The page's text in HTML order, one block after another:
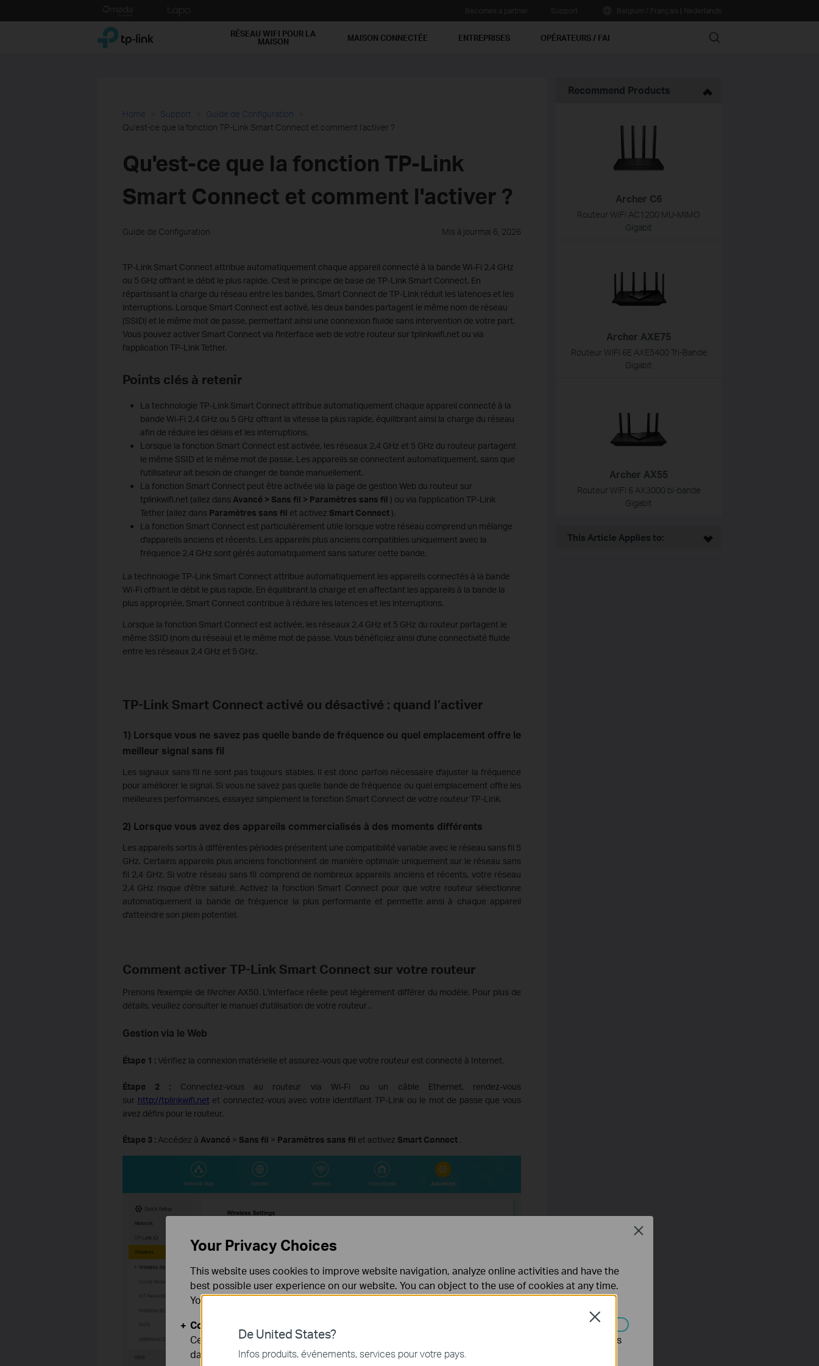
to
|
TP-Link, Reliably Smart RÉSEAU WIFI POUR LA
MAISON MAISON CONNECTÉE ENTREPRISES OPÉRATEURS / FAI Search
Home Support
Guide de Configuration
Qu'est-ce que la fonction TP-Link Smart Connect et comment l'activer ?
Qu'est-ce que la fonction TP-Link
Smart Connect et comment l'activer ?
Guide de Configuration Mis à jourmai 6, 2026
TP-Link Smart Connect attribue automatiquement chaque appareil connecté à la bande Wi-Fi 2,4 GHz
ou 5 GHz offrant le débit le plus rapide. C'est le principe de base de TP-Link Smart Connect. En
répartissant la charge du réseau entre les bandes, Smart Connect de TP-Link réduit les latences et les
interruptions. Lorsque Smart Connect est activé, les deux bandes partagent le même nom de réseau
(SSID) et le même mot de passe, permettant ainsi une connexion fluide sans intervention de votre part.
Vous pouvez activer Smart Connect via l'interface web de votre routeur sur tplinkwifi.net ou via
l'application TP-Link Tether.
Points clés à retenir
La technologie TP-Link Smart Connect attribue automatiquement chaque appareil connecté à la
bande Wi-Fi 2,4 GHz ou 5 GHz offrant la vitesse la plus rapide, équilibrant ainsi la charge du réseau
afin de réduire les délais et les interruptions.
Lorsque la fonction Smart Connect est activée, les réseaux 2,4 GHz et 5 GHz du routeur partagent
le même SSID et le même mot de passe. Les appareils se connectent automatiquement, sans que
l'utilisateur ait besoin de changer de bande manuellement.
La fonction Smart Connect peut être activée via la page de gestion Web du routeur sur
tplinkwifi.net (allez dans Avancé > Sans fil > Paramètres sans fil ) ou via l'application TP-Link
Tether (allez dans Paramètres sans fil et activez Smart Connect).
La fonction Smart Connect est particulièrement utile lorsque votre réseau comprend un mélange
d'appareils anciens et récents. Les appareils plus anciens compatibles uniquement avec la
fréquence 2,4 GHz sont gérés automatiquement sans saturer cette bande.
La technologie TP-Link Smart Connect attribue automatiquement les appareils connectés à la bande
Wi-Fi offrant le débit le plus rapide. En équilibrant la charge et en affectant les appareils à la bande la
plus appropriée, Smart Connect contribue à réduire les latences et les interruptions.
Lorsque la fonction Smart Connect est activée, les réseaux 2,4 GHz et 5 GHz du routeur partagent le
même SSID (nom du réseau) et le même mot de passe. Vous bénéficiez ainsi d'une connectivité fluide
entre les réseaux 2,4 GHz et 5 GHz.
TP-Link Smart Connect activé ou désactivé : quand l’activer
1) Lorsque vous ne savez pas quelle bande de fréquence ou quel emplacement offre le
meilleur signal sans fil
Les signaux sans fil ne sont pas toujours stables. Il est donc parfois nécessaire d'ajuster la fréquence
pour améliorer le signal. Si vous ne savez pas quelle bande de fréquence ou quel emplacement offre les
meilleures performances, essayez simplement la fonction Smart Connect de votre routeur TP-Link.
2) Lorsque vous avez des appareils commercialisés à des moments différents
Les appareils sortis à différentes périodes présentent une compatibilité variable avec le réseau sans fil 5
GHz. Certains appareils plus anciens fonctionnent de manière optimale uniquement sur le réseau sans
fil 2,4 GHz. Si votre réseau sans fil comprend de nombreux appareils anciens et récents, votre réseau
2,4 GHz risque d'être saturé. Activez la fonction Smart Connect pour que votre routeur sélectionne
automatiquement la bande de fréquence la plus performante et permette ainsi à chaque appareil
d'atteindre son plein potentiel.
Comment activer TP-Link Smart Connect sur votre routeur
Prenons l'exemple de l'Archer AX50. L'interface réelle peut légèrement différer du modèle. Pour plus de
détails, veuillez consulter le manuel d'utilisation de votre routeur .
Gestion via le Web
Étape 1 :Vérifiez la connexion matérielle et assurez-vous que votre routeur est connecté à Internet.
Étape 2 : Connectez-vous au routeur via Wi-Fi ou un câble Ethernet, rendez-vous
sur http://tplinkwifi.netet connectez-vous avec votre identifiant TP-Link ou le mot de passe que vous
avez défini pour le routeur.
Étape 3 :Accédez à Avancé> Sans fil > Paramètres sans fil et activez Smart Connect.
Recommend Products
Archer C6
Routeur WiFi AC1200 MU-MIMO
Gigabit
Archer AXE75
Routeur WiFi 6E AXE5400 Tri-Bande
Gigabit
Archer AX55
Routeur WiFi 6 AX3000 bi-bande
Gigabit
This Article Applies to:
De United States?
Infos produits, événements, services pour votre pays.
Close
Your Privacy Choices
This website uses cookies to improve website navigation, analyze online activities and have the
best possible user experience on our website. You can object to the use of cookies at any time.
You can find more information in ourprivacy policy.Don’t show again
Cookies basiques
Ces cookies sont nécessaires au fonctionnement du site Web et ne peuvent pas être désactivés
dans vos systèmes.
Close